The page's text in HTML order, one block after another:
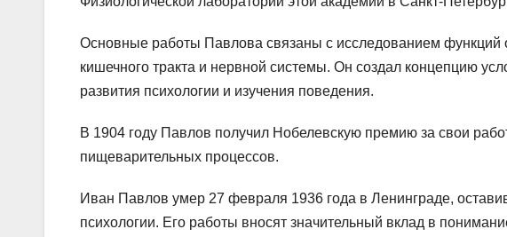
Основные работы Павлова связаны с исследованием функций
кишечного тракта и нервной системы. Он создал концепцию
развития психологии и изучения поведения.
В 1904 году Павлов получил Нобелевскую премию за свои
пищеварительных процессов.
Иван Павлов умер 27 февраля 1936 года в Ленинграде,
психологии. Его работы вносят значительный вклад в